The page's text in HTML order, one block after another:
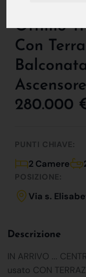
Ottimo
Con
280.000
PUNTI CHIAVE:
2 Camere
POSIZIONE:
Via s.
Descrizione
IN ARRIVO ...
usato CON